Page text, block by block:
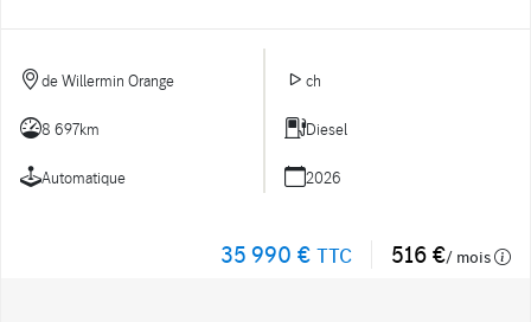
de Willermin Orange ch
8 697km Diesel
Automatique 2026
35 990 € TTC 516 €/ mois